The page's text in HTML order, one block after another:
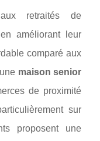
aux retraités de
améliorant leur
comparé aux
maison senior
de proximité
sur
proposent une